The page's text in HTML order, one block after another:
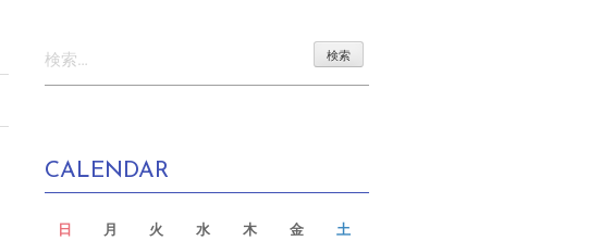
索:
CALENDAR
日 月 火 水 木 金 土